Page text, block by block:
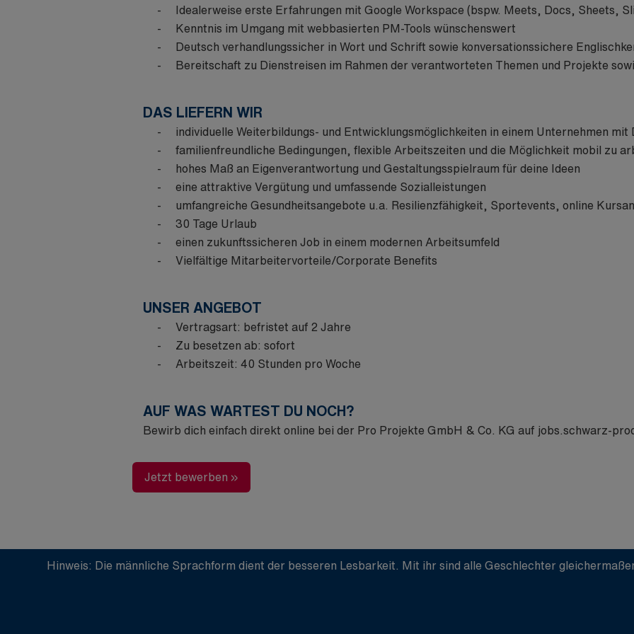
Idealerweise erste Erfahrungen mit Google Workspace (bspw. Meets, Docs, Sheets,
Kenntnis im Umgang mit webbasierten PM-Tools wünschenswert
Deutsch verhandlungssicher in Wort und Schrift sowie konversationssichere
Bereitschaft zu Dienstreisen im Rahmen der verantworteten Themen und Projekte
DAS LIEFERN WIR
individuelle Weiterbildungs- und Entwicklungsmöglichkeiten in einem Unternehmen
familienfreundliche Bedingungen, flexible Arbeitszeiten und die Möglichkeit mobil zu
hohes Maß an Eigenverantwortung und Gestaltungsspielraum für deine Ideen
eine attraktive Vergütung und umfassende Sozialleistungen
umfangreiche Gesundheitsangebote u.a. Resilienzfähigkeit, Sportevents, online
30 Tage Urlaub
einen zukunftssicheren Job in einem modernen Arbeitsumfeld
Vielfältige Mitarbeitervorteile/Corporate Benefits
UNSER ANGEBOT
Vertragsart: befristet auf 2 Jahre
Zu besetzen ab: sofort
Arbeitszeit: 40 Stunden pro Woche
AUF WAS WARTEST DU NOCH?
Bewirb dich einfach direkt online bei der Pro Projekte GmbH & Co. KG auf jobs.schwarz-
Jetzt bewerben »
Hinweis: Die männliche Sprachform dient der besseren Lesbarkeit. Mit ihr sind alle Geschlechter